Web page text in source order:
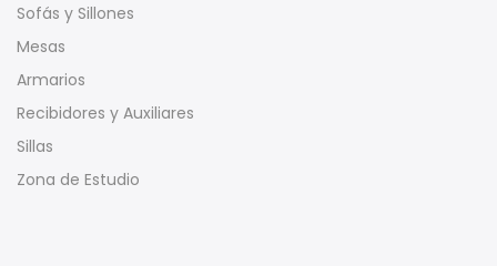
Sofás y Sillones
Mesas
Armarios
Recibidores y Auxiliares
Sillas
Zona de Estudio